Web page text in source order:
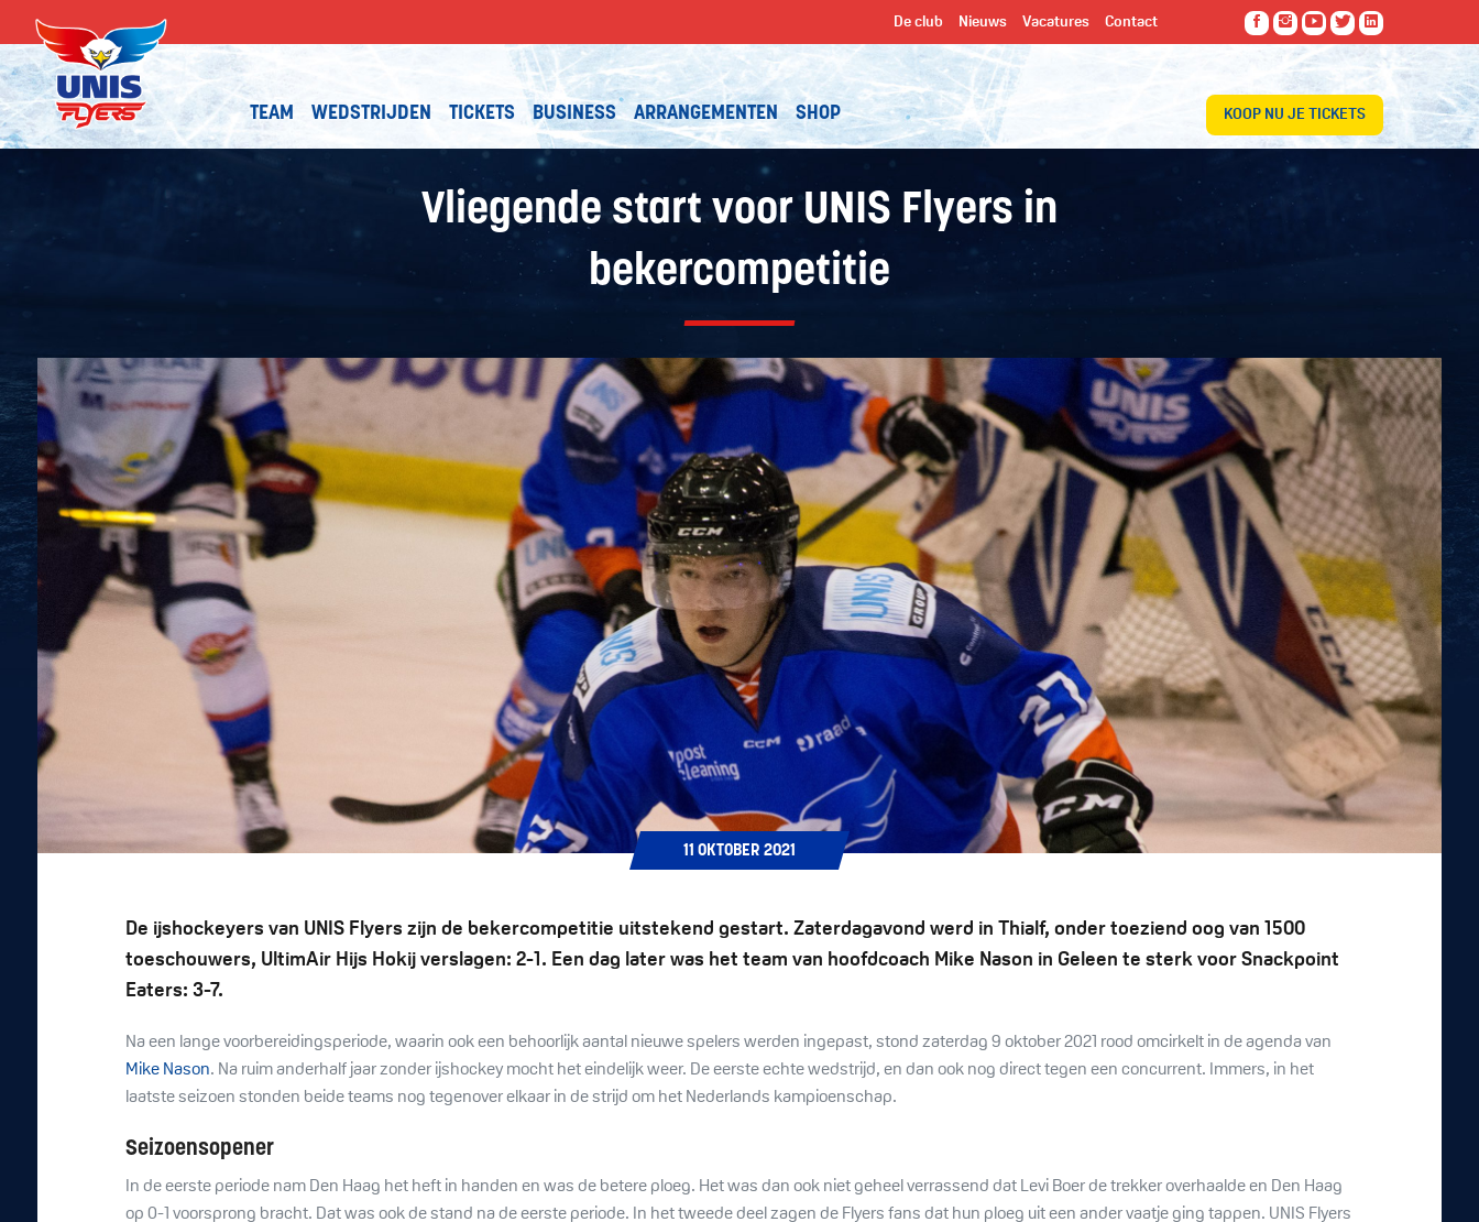
De club Nieuws Vacatures Contact
TEAM WEDSTRIJDEN TICKETS BUSINESS ARRANGEMENTEN SHOP KOOP NU JE TICKETS
Vliegende start voor UNIS Flyers in
bekercompetitie
11 OKTOBER 2021
De ijshockeyers van UNIS Flyers zijn de bekercompetitie uitstekend gestart. Zaterdagavond werd in Thialf, onder toeziend oog van 1500
toeschouwers, UltimAir Hijs Hokij verslagen: 2-1. Een dag later was het team van hoofdcoach Mike Nason in Geleen te sterk voor Snackpoint
Eaters: 3-7.
Na een lange voorbereidingsperiode, waarin ook een behoorlijk aantal nieuwe spelers werden ingepast, stond zaterdag 9 oktober 2021 rood omcirkelt in de agenda van
Mike Nason. Na ruim anderhalf jaar zonder ijshockey mocht het eindelijk weer. De eerste echte wedstrijd, en dan ook nog direct tegen een concurrent. Immers, in het
laatste seizoen stonden beide teams nog tegenover elkaar in de strijd om het Nederlands kampioenschap.
Seizoensopener
In de eerste periode nam Den Haag het heft in handen en was de betere ploeg. Het was dan ook niet geheel verrassend dat Levi Boer de trekker overhaalde en Den Haag
op 0-1 voorsprong bracht. Dat was ook de stand na de eerste periode. In het tweede deel zagen de Flyers fans dat hun ploeg uit een ander vaatje ging tappen. UNIS Flyers